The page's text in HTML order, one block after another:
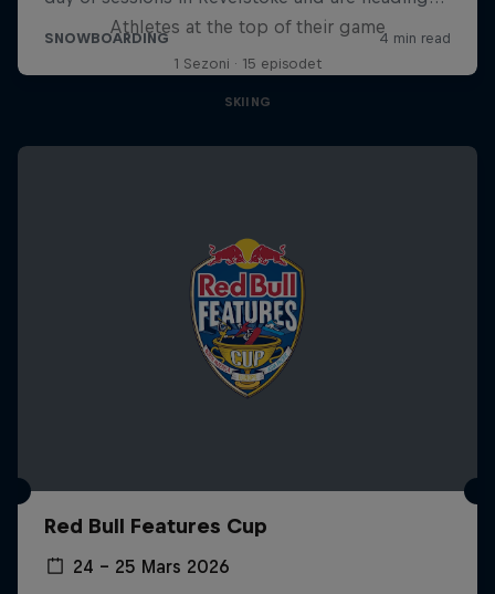
Athletes at the top of their game
1 Sezoni · 15 episodet
SKIING
Red Bull Features Cup
24 – 25 Mars 2026